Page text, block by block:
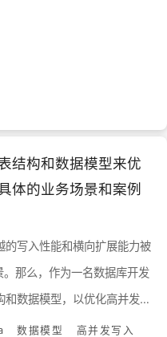
结构和数据模型来优
体的业务场景和案例
写入性能和横向扩展能力被
那么，作为一名数据库开发
数据模型，以优化高并发写
解写入性能 在讨论Ca...
数据模型 高并发写入